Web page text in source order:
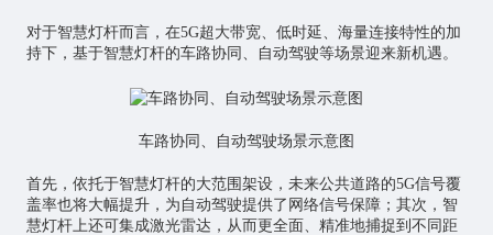
对于智慧灯杆而言，在5G超大带宽、低时延、海量连接特性的加
持下，基于智慧灯杆的车路协同、自动驾驶等场景迎来新机遇。
车路协同、自动驾驶场景示意图
首先，依托于智慧灯杆的大范围架设，未来公共道路的5G信号覆
盖率也将大幅提升，为自动驾驶提供了网络信号保障；其次，智
慧灯杆上还可集成激光雷达，从而更全面、精准地捕捉到不同距